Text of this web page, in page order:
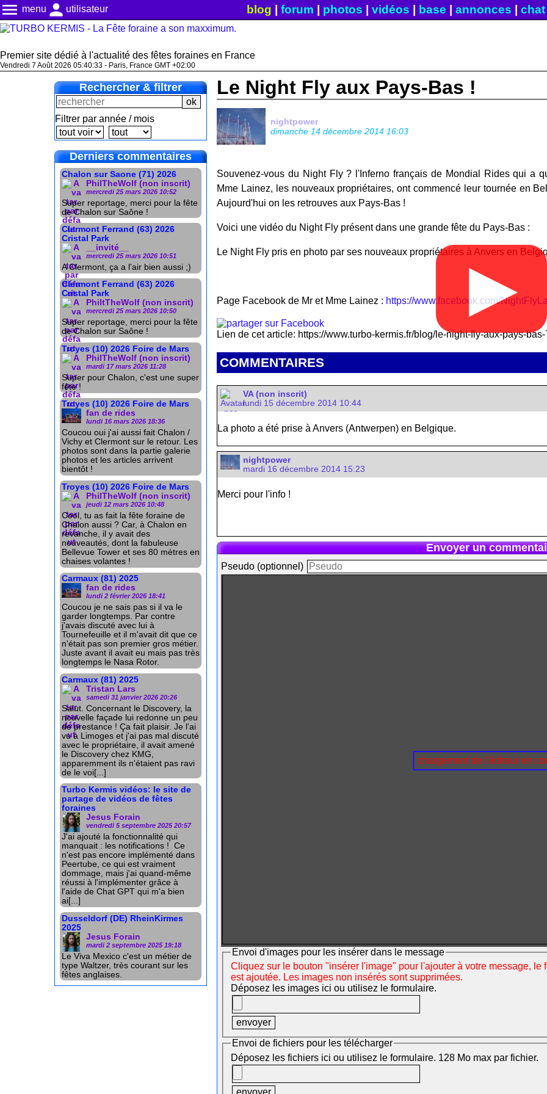
menu menu person utilisateur blog forum photos vidéos base annonces chat|
Premier site dédié à l'actualité des fêtes foraines en France
Vendredi 7 Août 2026 05:40:33 - Paris, France GMT +02:00
Rechercher & filtrer
Filtrer par année / mois
Derniers commentaires
Chalon sur Saone (71) 2026
PhilTheWolf (non inscrit)
mercredi 25 mars 2026 10:52
Super reportage, merci pour la fête
de Chalon sur Saône !
Clermont Ferrand (63) 2026
Cristal Park
__invité__
mercredi 25 mars 2026 10:51
A Clermont, ça a l'air bien aussi ;)
Clermont Ferrand (63) 2026
Cristal Park
PhiltTheWolf (non inscrit)
mercredi 25 mars 2026 10:50
Super reportage, merci pour la fête
de Chalon sur Saône !
Troyes (10) 2026 Foire de Mars
PhilTheWolf (non inscrit)
mardi 17 mars 2026 11:28
Super pour Chalon, c'est une super
fête !
Troyes (10) 2026 Foire de Mars
fan de rides
lundi 16 mars 2026 18:36
Coucou oui j'ai aussi fait Chalon /
Vichy et Clermont sur le retour. Les
photos sont dans la partie galerie
photos et les articles arrivent
bientôt !
Troyes (10) 2026 Foire de Mars
PhilTheWolf (non inscrit)
jeudi 12 mars 2026 10:48
Cool, tu as fait la fête foraine de
Chalon aussi ? Car, à Chalon en
revanche, il y avait des
nouveautés, dont la fabuleuse
Bellevue Tower et ses 80 mètres en
chaises volantes !
Carmaux (81) 2025
fan de rides
lundi 2 février 2026 18:41
Coucou je ne sais pas si il va le
garder longtemps. Par contre
j'avais discuté avec lui à
Tournefeuille et il m'avait dit que ce
n'était pas son premier gros métier.
Juste avant il avait eu mais pas très
longtemps le Nasa Rotor.
Carmaux (81) 2025
Tristan Lars
samedi 31 janvier 2026 20:26
Salut. Concernant le Discovery, la
nouvelle façade lui redonne un peu
de prestance ! Ça fait plaisir. Je l'ai
vu à Limoges et j'ai pas mal discuté
avec le propriétaire, il avait amené
le Discovery chez KMG,
apparemment ils n'étaient pas ravi
de le voi[...]
Turbo Kermis vidéos: le site de
partage de vidéos de fêtes
foraines
Jesus Forain
vendredi 5 septembre 2025 20:57
J'ai ajouté la fonctionnalité qui
manquait : les notifications ! Ce
n'est pas encore implémenté dans
Peertube, ce qui est vraiment
dommage, mais j'ai quand-même
réussi à l'implémenter grâce à
l'aide de Chat GPT qui m'a bien
ai[...]
Dusseldorf (DE) RheinKirmes
2025
Jesus Forain
mardi 2 septembre 2025 19:18
Le Viva Mexico c'est un métier de
type Waltzer, très courant sur les
fêtes anglaises.
Le Night Fly aux Pays-Bas !
nightpower
dimanche 14 décembre 2014 16:03
Souvenez-vous du Night Fly ? l'Inferno français de Mondial Rides qui a
Mme Lainez, les nouveaux propriétaires, ont commencé leur tournée en
Aujourd'hui on les retrouves aux Pays-Bas !
Voici une vidéo du Night Fly présent dans une grande fête du Pays-Bas :
▶
Le Night Fly pris en photo par ses nouveaux propriétaires à Anvers en
Page Facebook de Mr et Mme Lainez : https://www.facebook.com/
Lien de cet article: https://www.turbo-kermis.fr/blog/le-night-fly-aux-pays-bas-
COMMENTAIRES
VA (non inscrit)
lundi 15 décembre 2014 10:44
La photo a été prise à Anvers (Antwerpen) en Belgique.
nightpower
mardi 16 décembre 2014 15:23
Merci pour l'info !
Envoyer un
Pseudo (optionnel)
chargement de l'éditeur en
Envoi d'images pour les insérer dans le message
Cliquez sur le bouton "insérer l'image" pour l'ajouter à votre message,
est ajoutée. Les images non insérés sont supprimées.
Déposez les images ici ou utilisez le formulaire.
Envoi de fichiers pour les télécharger
Déposez les fichiers ici ou utilisez le formulaire. 128 Mo max par fichier.